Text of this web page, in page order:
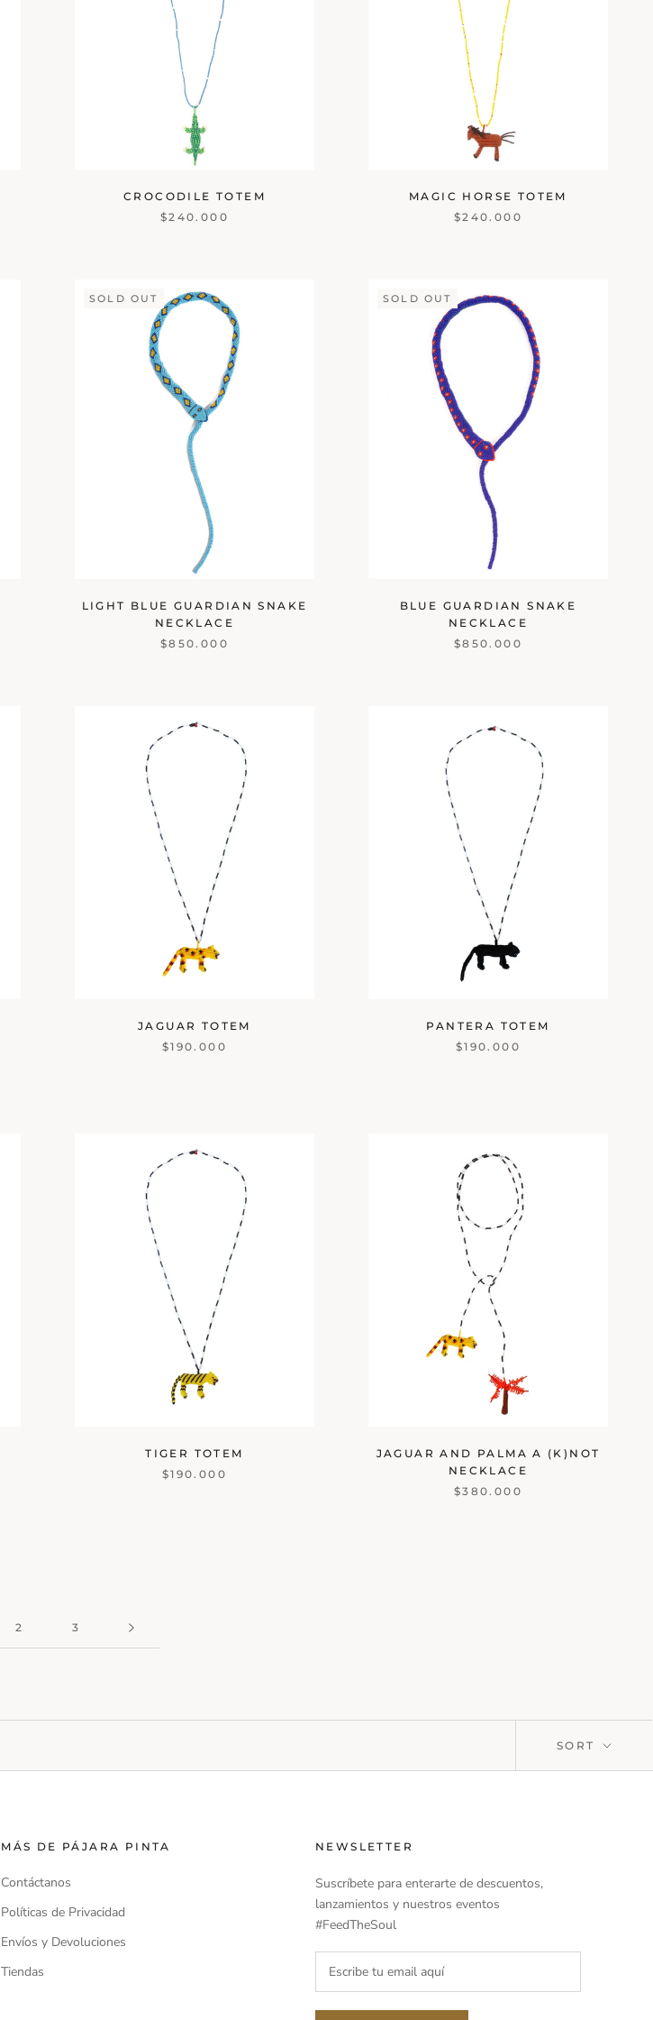
CROCODILE TOTEM
$240.000
MAGIC HORSE TOTEM
$240.000
SOLD OUT
LIGHT BLUE GUARDIAN SNAKE
NECKLACE
$850.000
SOLD OUT
BLUE GUARDIAN SNAKE
NECKLACE
$850.000
JAGUAR TOTEM
$190.000
PANTERA TOTEM
$190.000
TIGER TOTEM
$190.000
JAGUAR AND PALMA A (K)NOT
NECKLACE
$380.000
2 3
SORT
MÁS DE PÁJARA PINTA
Contáctanos
Políticas de Privacidad
Envíos y Devoluciones
Tiendas
NEWSLETTER
Suscríbete para enterarte de descuentos,
lanzamientos y nuestros eventos
#FeedTheSoul